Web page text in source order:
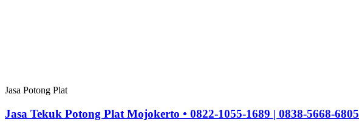
Jasa Potong Plat
Jasa Tekuk Potong Plat Mojokerto • 0822-1055-1689 | 0838-5668-6805